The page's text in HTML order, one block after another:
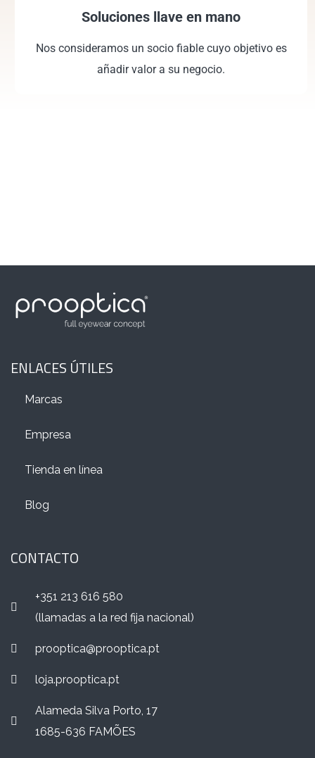
Soluciones llave en mano
Nos consideramos un socio fiable cuyo objetivo es
añadir valor a su negocio.
ENLACES ÚTILES
Marcas
Empresa
Tienda en línea
Blog
CONTACTO
+351 213 616 580
(llamadas a la red fija nacional)
prooptica@prooptica.pt
loja.prooptica.pt
Alameda Silva Porto, 17
1685-636 FAMÕES